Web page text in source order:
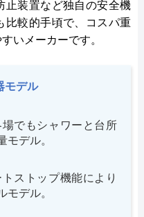
止装置など独自の安全機
比較的手頃で、コスパ重
いメーカーです。
モデル
でもシャワーと台所
モデル。
ストップ機能により
モデル。